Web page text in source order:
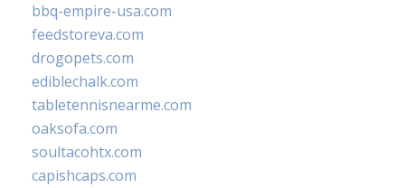
bbq-empire-usa.com
feedstoreva.com
drogopets.com
ediblechalk.com
tabletennisnearme.com
oaksofa.com
soultacohtx.com
capishcaps.com